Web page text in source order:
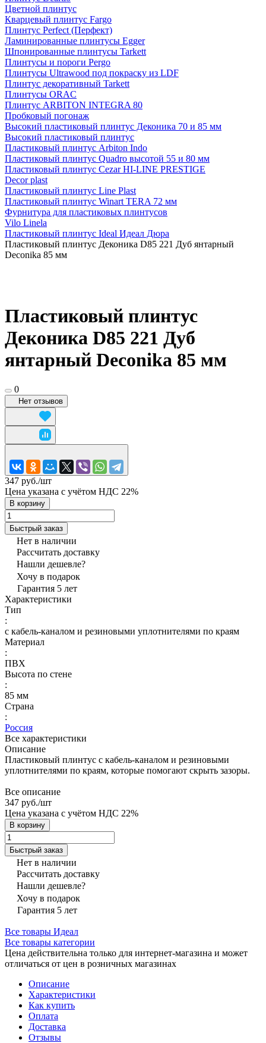
Цветной плинтус
Кварцевый плинтус Fargo
Плинтус Perfect (Перфект)
Ламинированные плинтусы Egger
Шпонированные плинтусы Tarkett
Плинтусы и пороги Pergo
Плинтусы Ultrawood под покраску из LDF
Плинтус декоративный Tarkett
Плинтусы ORAC
Плинтус ARBITON INTEGRA 80
Пробковый погонаж
Высокий пластиковый плинтус Деконика 70 и 85 мм
Высокий пластиковый плинтус
Пластиковый плинтус Arbiton Indo
Пластиковый плинтус Quadro высотой 55 и 80 мм
Пластиковый плинтус Cezar HI-LINE PRESTIGE
Decor plast
Пластиковый плинтус Line Plast
Пластиковый плинтус Winart TERA 72 мм
Фурнитура для пластиковых плинтусов
Vilo Linela
Пластиковый плинтус Ideal Идеал Дюра
Пластиковый плинтус Деконика D85 221 Дуб янтарный
Deconika 85 мм
Пластиковый плинтус
Деконика D85 221 Дуб
янтарный Deconika 85 мм
0
Нет отзывов
347 руб./шт
Цена указана с учётом НДС 22%
В корзину
Быстрый заказ
Нет в наличии
Рассчитать доставку
Нашли дешевле?
Хочу в подарок
Гарантия 5 лет
Характеристики
Тип
:
с кабель-каналом и резиновыми уплотнителями по краям
Материал
:
ПВХ
Высота по стене
:
85 мм
Страна
:
Россия
Все характеристики
Описание
Пластиковый плинтус с кабель-каналом и резиновыми
уплотнителями по краям, которые помогают скрыть зазоры.
Все описание
347 руб./шт
Цена указана с учётом НДС 22%
В корзину
Быстрый заказ
Нет в наличии
Рассчитать доставку
Нашли дешевле?
Хочу в подарок
Гарантия 5 лет
Все товары Идеал
Все товары категории
Цена действительна только для интернет-магазина и может
отличаться от цен в розничных магазинах
Описание
Характеристики
Как купить
Оплата
Доставка
Отзывы